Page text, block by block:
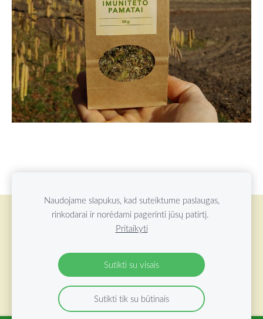
Slapukai
2026 ŽOLYNŲ OAZĖ VISOS TEISĖS SAUGOMOS
Naudojame slapukus, kad suteiktume paslaugas,
rinkodarai ir norėdami pagerinti jūsų patirtį.
Pritaikyti
Sutikti su visais
Sutikti tik su būtinais